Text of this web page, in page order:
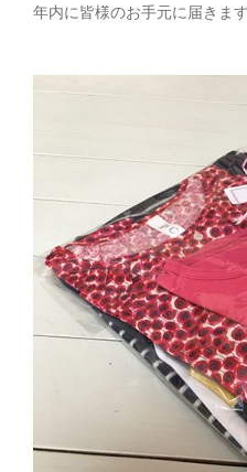
年内に皆様のお手元に届きます